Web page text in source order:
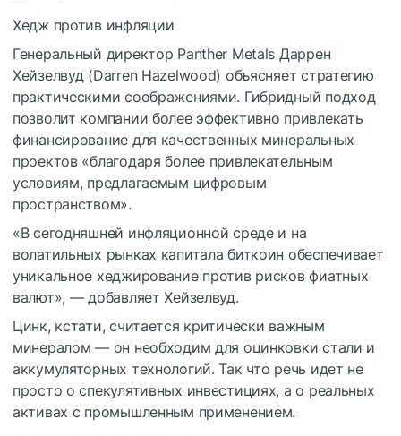
Хедж против инфляции
Генеральный директор Panther Metals Даррен
Хейзелвуд (Darren Hazelwood) объясняет стратегию
практическими соображениями. Гибридный подход
позволит компании более эффективно привлекать
финансирование для качественных минеральных
проектов «благодаря более привлекательным
условиям, предлагаемым цифровым
пространством».
«В сегодняшней инфляционной среде и на
волатильных рынках капитала биткоин обеспечивает
уникальное хеджирование против рисков фиатных
валют», — добавляет Хейзелвуд.
Цинк, кстати, считается критически важным
минералом — он необходим для оцинковки стали и
аккумуляторных технологий. Так что речь идет не
просто о спекулятивных инвестициях, а о реальных
активах с промышленным применением.